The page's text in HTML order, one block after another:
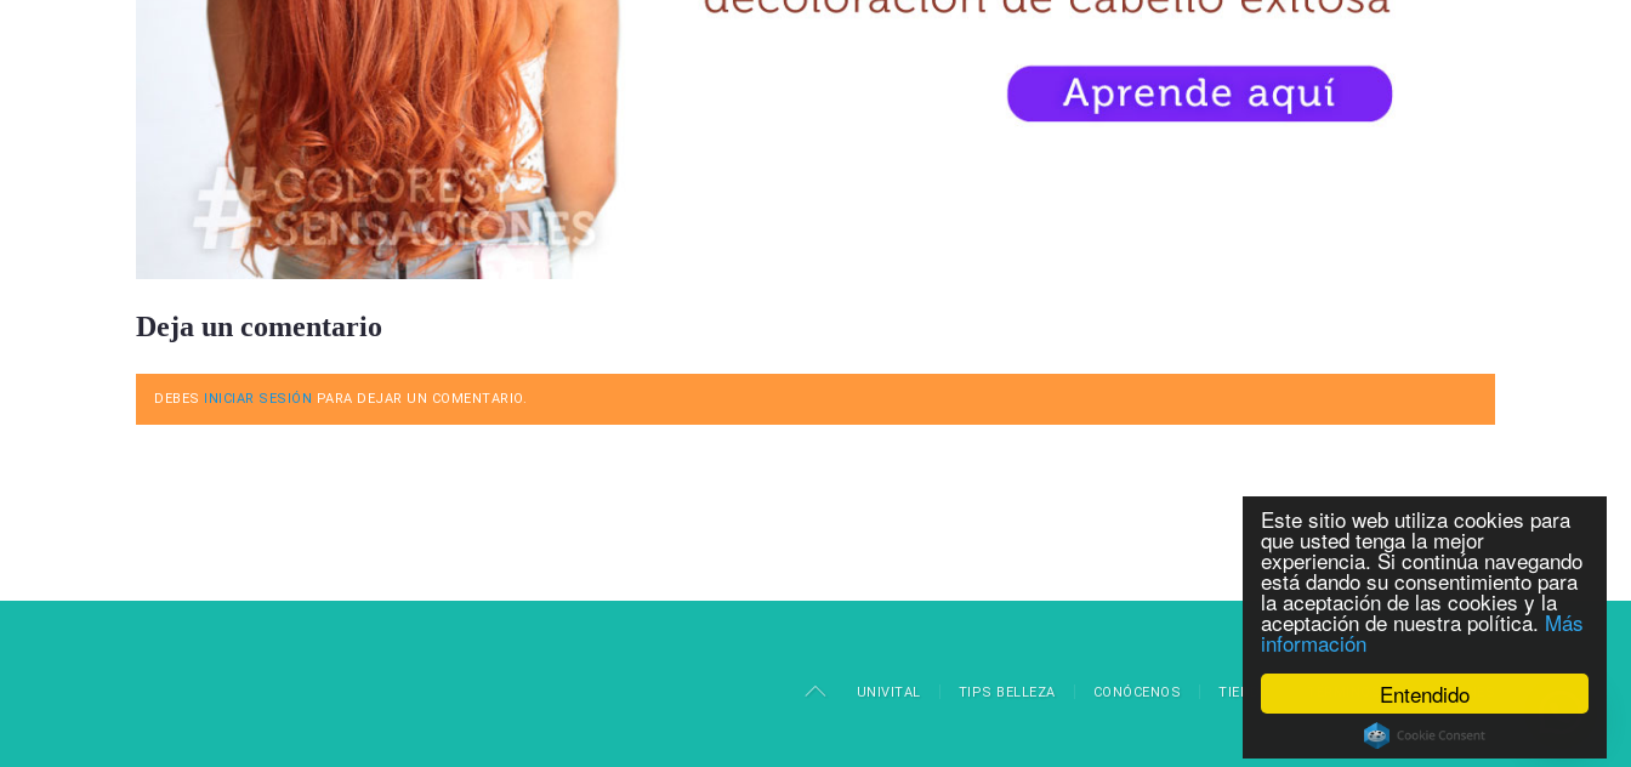
Entendido
Este sitio web utiliza cookies para
que usted tenga la mejor
experiencia. Si continúa navegando
está dando su consentimiento para
la aceptación de las cookies y la
aceptación de nuestra política. Más
información
Deja un comentario
DEBES INICIAR SESIÓN PARA DEJAR UN COMENTARIO.
UNIVITAL TIPS BELLEZA CONÓCENOS TIENDA TÉRMINOS Y CONDICIONES